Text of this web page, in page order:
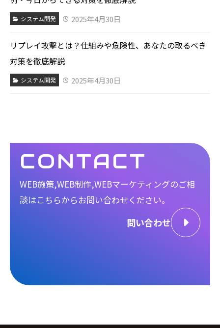
システム開発 2025年4月30日
リプレイ攻撃とは？仕組みや危険性、あなたの取るべき
対策を徹底解説
システム開発 2025年4月30日
CONTACT
WEB施策,WEB制作,WEBマーケティングのご相
談はこちらからお問い合わせください。
問い合わせ